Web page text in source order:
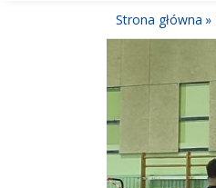
Strona główna